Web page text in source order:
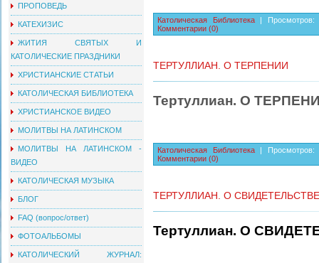
ПРОПОВЕДЬ
КАТЕХИЗИС
ЖИТИЯ СВЯТЫХ И
КАТОЛИЧЕСКИЕ ПРАЗДНИКИ
ХРИСТИАНСКИЕ СТАТЬИ
КАТОЛИЧЕСКАЯ БИБЛИОТЕКА
ХРИСТИАНСКОЕ ВИДЕО
МОЛИТВЫ НА ЛАТИНСКОМ
МОЛИТВЫ НА ЛАТИНСКОМ -
ВИДЕО
КАТОЛИЧЕСКАЯ МУЗЫКА
БЛОГ
FAQ (вопрос/ответ)
ФОТОАЛЬБОМЫ
КАТОЛИЧЕСКИЙ ЖУРНАЛ:
Католическая Библиотека| Просмотров:
Комментарии (0)
ТЕРТУЛЛИАН. О ТЕРПЕНИИ
Тертуллиан. О
Католическая Библиотека| Просмотров:
Комментарии (0)
ТЕРТУЛЛИАН. О
Тертуллиан. О